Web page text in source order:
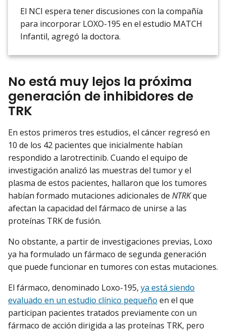
El NCI espera tener discusiones con la compañía
para incorporar LOXO-195 en el estudio MATCH
Infantil, agregó la doctora.
No está muy lejos la próxima
generación de inhibidores de
TRK
En estos primeros tres estudios, el cáncer regresó en
10 de los 42 pacientes que inicialmente habían
respondido a larotrectinib. Cuando el equipo de
investigación analizó las muestras del tumor y el
plasma de estos pacientes, hallaron que los tumores
habían formado mutaciones adicionales de NTRKque
afectan la capacidad del fármaco de unirse a las
proteínas TRK de fusión.
No obstante, a partir de investigaciones previas, Loxo
ya ha formulado un fármaco de segunda generación
que puede funcionar en tumores con estas mutaciones.
El fármaco, denominado Loxo-195, ya está siendo
evaluado en un estudio clínico pequeño en el que
participan pacientes tratados previamente con un
fármaco de acción dirigida a las proteínas TRK, pero